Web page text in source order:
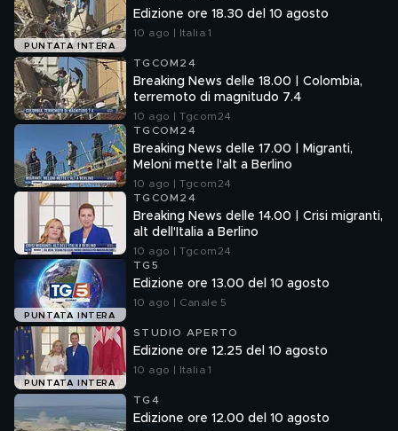
PUNTATA INTERA
Edizione ore 18.30 del 10 agosto
10 ago | Italia 1
TGCOM24
Breaking News delle 18.00 | Colombia,
terremoto di magnitudo 7.4
10 ago | Tgcom24
TGCOM24
Breaking News delle 17.00 | Migranti,
Meloni mette l'alt a Berlino
10 ago | Tgcom24
TGCOM24
Breaking News delle 14.00 | Crisi migranti,
alt dell'Italia a Berlino
10 ago | Tgcom24
PUNTATA INTERA
TG5
Edizione ore 13.00 del 10 agosto
10 ago | Canale 5
PUNTATA INTERA
STUDIO APERTO
Edizione ore 12.25 del 10 agosto
10 ago | Italia 1
TG4
Edizione ore 12.00 del 10 agosto